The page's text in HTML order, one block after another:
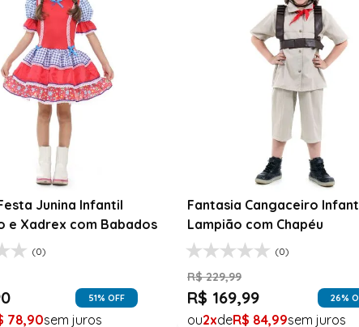
Fantasia Festa Junina Adulto
Jardineira Xadrez Caipira Azul
R$ 139,99
R$ 99,99
Roupa
Fantasia
R$ 189,99
R$ 99